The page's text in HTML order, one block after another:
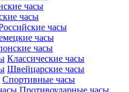
часы
часы
часы
часы
часы
Классические часы
Швейцарские часы
Спортивные часы
Противоударные часы